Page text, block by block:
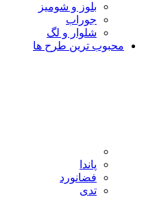
بلوز و شومیز
جوراب
شلوار و لگ
محبوب ترین طرح ها
پاندا
فضانورد
تدی